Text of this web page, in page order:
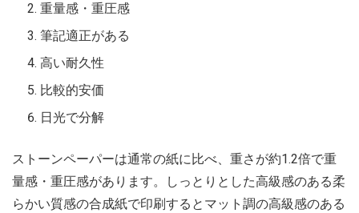
重量感・重圧感
筆記適正がある
高い耐久性
比較的安価
日光で分解
ストーンペーパーは通常の紙に比べ、重さが約1.2倍で重
量感・重圧感があります。しっとりとした高級感のある柔
らかい質感の合成紙で印刷するとマット調の高級感のある